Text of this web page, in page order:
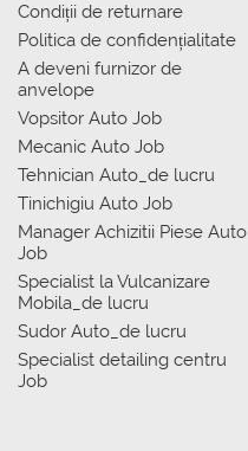
Condiții de returnare
Politica de confidențialitate
A deveni furnizor de
anvelope
Vopsitor Auto Job
Mecanic Auto Job
Tehnician Auto_de lucru
Tinichigiu Auto Job
Manager Achizitii Piese Auto
Job
Specialist la Vulcanizare
Mobila_de lucru
Sudor Auto_de lucru
Specialist detailing centru
Job